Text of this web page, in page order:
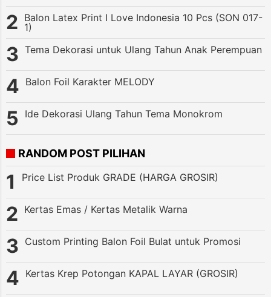
Balon Latex Print I Love Indonesia 10 Pcs (SON 017-
1)
Tema Dekorasi untuk Ulang Tahun Anak Perempuan
Balon Foil Karakter MELODY
Ide Dekorasi Ulang Tahun Tema Monokrom
RANDOM POST PILIHAN
Price List Produk GRADE (HARGA GROSIR)
Kertas Emas / Kertas Metalik Warna
Custom Printing Balon Foil Bulat untuk Promosi
Kertas Krep Potongan KAPAL LAYAR (GROSIR)